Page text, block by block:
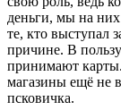
деньги, мы на
те, кто выступал
причине. В
принимают
магазины ещё не
псковичка.